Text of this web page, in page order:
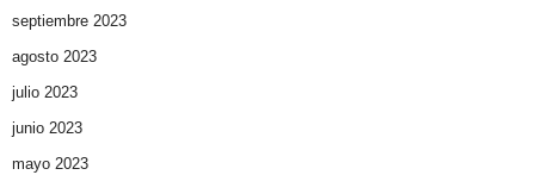
septiembre 2023
agosto 2023
julio 2023
junio 2023
mayo 2023